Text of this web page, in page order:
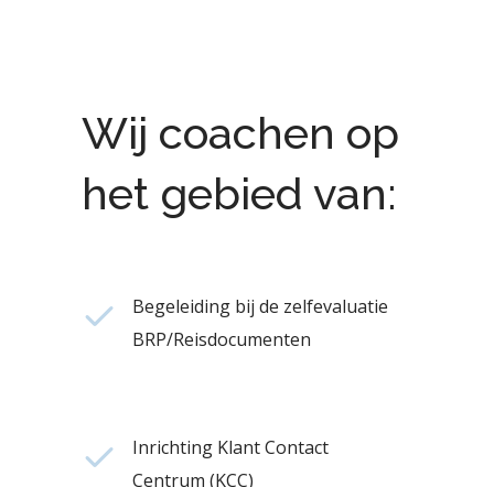
Wij coachen op
het gebied van:
Begeleiding bij de zelfevaluatie
BRP/Reisdocumenten
Inrichting Klant Contact
Centrum (KCC)